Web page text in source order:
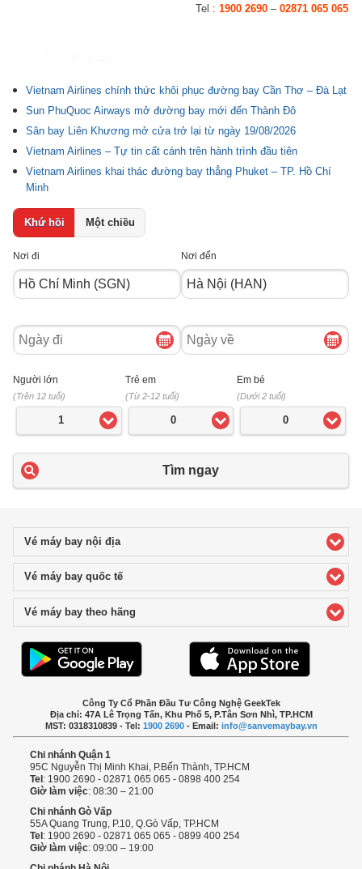
Tel : 1900 2690– 02871 065 065
Vietnam Airlines chính thức khôi phục đường bay Cần Thơ – Đà Lạt
Sun PhuQuoc Airways mở đường bay mới đến Thành Đô
Sân bay Liên Khương mở cửa trở lại từ ngày 19/08/2026
Vietnam Airlines – Tự tin cất cánh trên hành trình đầu tiên
Vietnam Airlines khai thác đường bay thẳng Phuket – TP. Hồ Chí
Minh
Khứ hồi Một chiều
Nơi đi Nơi đến
Ngày
đi
Ngày
về
Người lớn
(Trên 12 tuổi)
1
Trẻ em
(Từ 2-12 tuổi)
0
Em bé
(Dưới 2 tuổi)
0
Tìm ngay
Vé máy bay nội địaclick to expand contents
Vé máy bay quốc tếclick to expand contents
Vé máy bay theo hãng
Công Ty Cổ Phần Đầu Tư Công Nghệ GeekTek
Địa chỉ: 47A Lê Trọng Tấn, Khu Phố 5, P.Tân Sơn Nhì, TP.HCM
MST: 0318310839 - Tel: 1900 2690- Email: info@sanvemaybay.vn
Chi nhánh Quận 1
95C Nguyễn Thị Minh Khai, P.Bến Thành, TP.HCM
Tel : 1900 2690 - 02871 065 065 - 0898 400 254
Giờ làm việc: 08:30 – 21:00
Chi nhánh Gò Vấp
55A Quang Trung, P.10, Q.Gò Vấp, TP.HCM
Tel : 1900 2690 - 02871 065 065 - 0899 400 254
Giờ làm việc: 09:00 – 19:00